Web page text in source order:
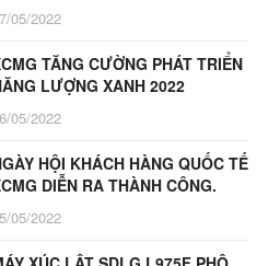
Đào
Trình
05/2022
TĂNG CƯỜNG PHÁT TRIỂN
LƯỢNG XANH 2022
05/2022
HỘI KHÁCH HÀNG QUỐC TẾ
DIỄN RA THÀNH CÔNG.
05/2022